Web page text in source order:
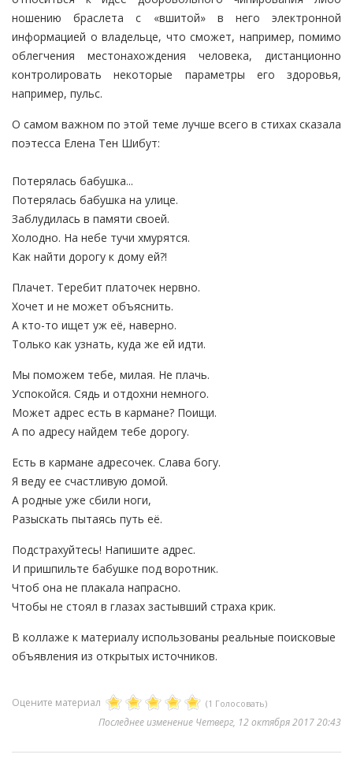
ношению браслета с «вшитой» в него электронной
информацией о владельце, что сможет, например, помимо
облегчения местонахождения человека, дистанционно
контролировать некоторые параметры его здоровья,
например, пульс.
О самом важном по этой теме лучше всего в стихах сказала
поэтесса Елена Тен Шибут:
Потерялась бабушка...
Потерялась бабушка на улице.
Заблудилась в памяти своей.
Холодно. На небе тучи хмурятся.
Как найти дорогу к дому ей?!
Плачет. Теребит платочек нервно.
Хочет и не может объяснить.
А кто-то ищет уж её, наверно.
Только как узнать, куда же ей идти.
Мы поможем тебе, милая. Не плачь.
Успокойся. Сядь и отдохни немного.
Может адрес есть в кармане? Поищи.
А по адресу найдем тебе дорогу.
Есть в кармане адресочек. Слава богу.
Я веду ее счастливую домой.
А родные уже сбили ноги,
Разыскать пытаясь путь её.
Подстрахуйтесь! Напишите адрес.
И пришпильте бабушке под воротник.
Чтоб она не плакала напрасно.
Чтобы не стоял в глазах застывший страха крик.
В коллаже к материалу использованы реальные поисковые
объявления из открытых источников.
Оцените материал (1 Голосовать)
Последнее изменение Четверг, 12 октября 2017 20:43